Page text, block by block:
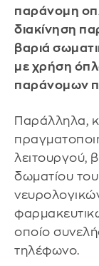
παράνομη
διακίνηση
βαριά
με χρήση
παράνομων
Παράλληλα,
λειτουργού,
δωματίου
οποίο
τηλέφωνο.